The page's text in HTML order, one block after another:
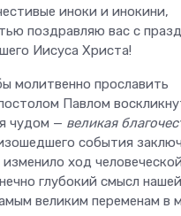
иноки и инокини,
поздравляю вас с
Иисуса Христа!
молитвенно прославить
Павлом
чудом — великая
события
ход человеческой
глубокий смысл
великим переменам в